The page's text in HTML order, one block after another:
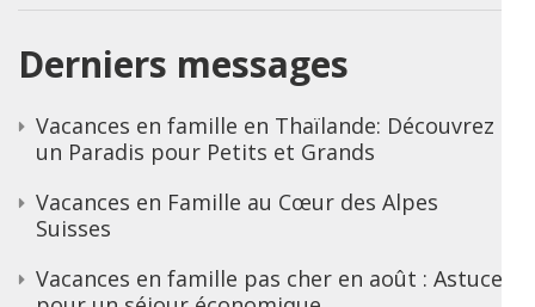
Derniers messages
Vacances en famille en Thaïlande: Découvrez
un Paradis pour Petits et Grands
Vacances en Famille au Cœur des Alpes
Suisses
Vacances en famille pas cher en août : Astuces